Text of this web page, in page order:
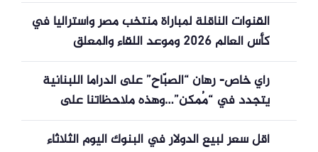
القنوات الناقلة لمباراة منتخب مصر وأستراليا في
كأس العالم 2026 وموعد اللقاء والمعلق
رأي خاص- رهان “الصبّاح” على الدراما اللبنانية
يتجدد في “مُمكن”…وهذه ملاحظاتنا على
النهاية
أقل سعر لبيع الدولار في البنوك اليوم الثلاثاء